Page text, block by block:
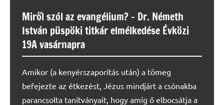
Miről szól az evangélium? – Dr. Németh
István püspöki titkár elmélkedése Évközi
19A vasárnapra
Amikor (a kenyérszaporítás után) a tömeg
befejezte az étkezést, Jézus mindjárt a csónakba
parancsolta tanítványait, hogy amíg ő elbocsátja a